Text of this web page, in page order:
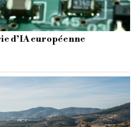
d’IA européenne